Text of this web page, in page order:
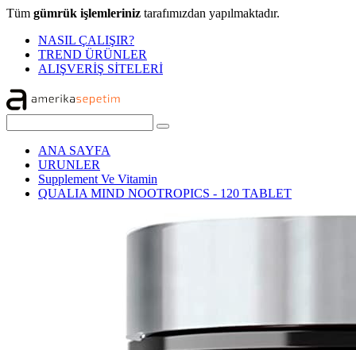
Tüm gümrük işlemleriniz tarafımızdan yapılmaktadır.
NASIL ÇALIŞIR?
TREND ÜRÜNLER
ALIŞVERİŞ SİTELERİ
ANA SAYFA
URUNLER
Supplement Ve Vitamin
QUALIA MIND NOOTROPICS - 120 TABLET